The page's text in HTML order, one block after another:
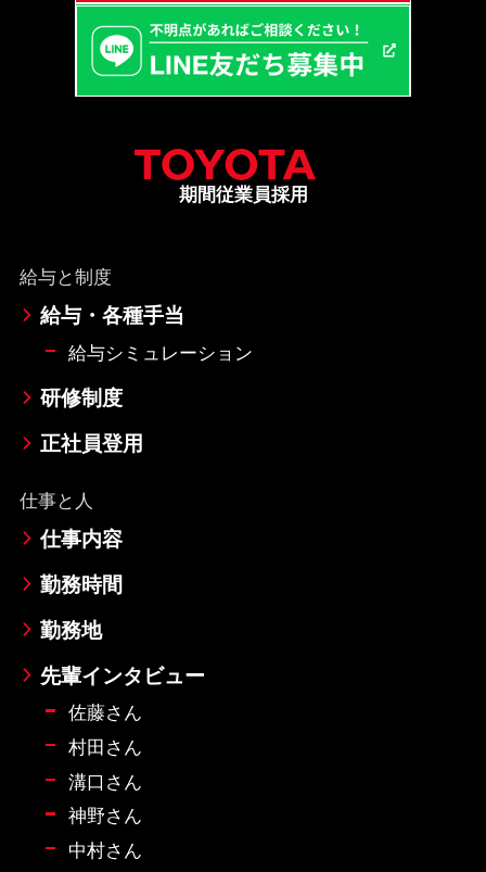
期間従業員採用
給与と制度
給与・各種手当
給与シミュレーション
研修制度
正社員登用
仕事と人
仕事内容
勤務時間
勤務地
先輩インタビュー
佐藤さん
村田さん
溝口さん
神野さん
中村さん